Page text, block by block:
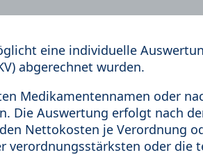
eine individuelle
abgerechnet wurden.
Medikamentennamen oder
Die Auswertung erfolgt nach
Nettokosten je Verordnung
verordnungsstärksten oder